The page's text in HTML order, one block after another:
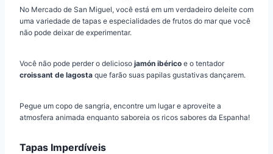
No Mercado de San Miguel, você está em um verdadeiro deleite com
uma variedade de tapas e especialidades de frutos do mar que você
não pode deixar de experimentar.
Você não pode perder o delicioso jamón ibérico e o tentador
croissant de lagosta que farão suas papilas gustativas dançarem.
Pegue um copo de sangria, encontre um lugar e aproveite a
atmosfera animada enquanto saboreia os ricos sabores da Espanha!
Tapas Imperdíveis